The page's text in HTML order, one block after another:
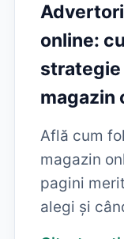
online:
strategie
magazin
Află cum
magazin
pagini
alegi și